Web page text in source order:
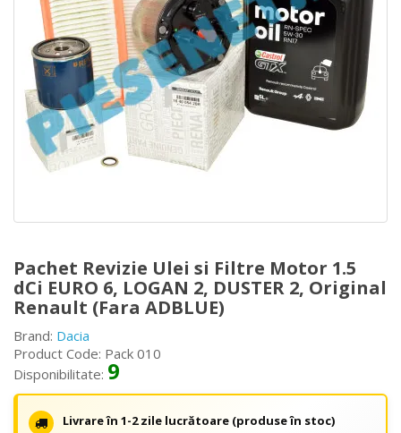
Pachet Revizie Ulei si Filtre Motor 1.5
dCi EURO 6, LOGAN 2, DUSTER 2, Original
Renault (Fara ADBLUE)
Brand: Dacia
Product Code: Pack 010
Disponibilitate: 9
Livrare în 1-2 zile lucrătoare (produse în stoc)